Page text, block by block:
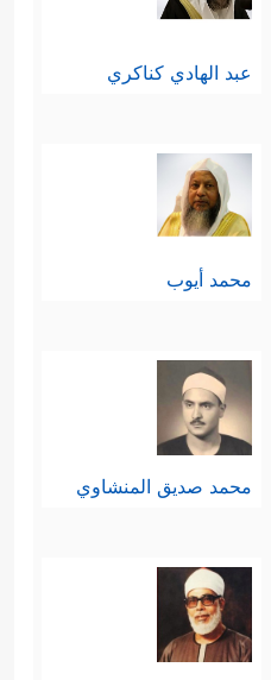
عبد الهادي كناكري
محمد أيوب
محمد صديق المنشاوي